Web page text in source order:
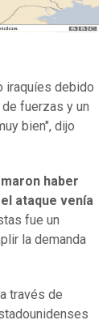
iraquíes debido
fuerzas y un
bien", dijo
haber
ataque venía
fue un
la demanda
través de